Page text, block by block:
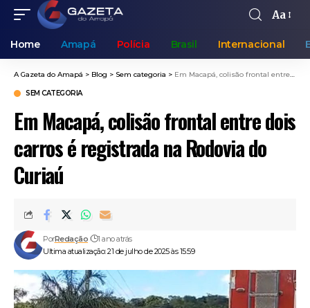
Aa
Home Amapá Polícia Brasil Internacional
A Gazeta do Amapá > Blog > Sem categoria > Em Macapá, colisão frontal entre dois carros é registrada na Rodovia do Curiaú
SEM CATEGORIA
Em Macapá, colisão frontal entre dois
carros é registrada na Rodovia do
Curiaú
Ultima atualização: 21 de julho de 2025 às 15:59
PorRedação 1 ano atrás